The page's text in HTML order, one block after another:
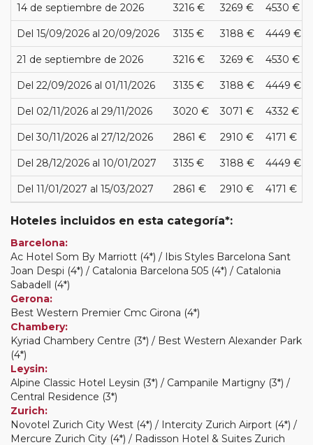
14 de septiembre de 2026 3216 € 3269 € 4530 €
Del 15/09/2026 al 20/09/2026 3135 € 3188 € 4449 €
21 de septiembre de 2026 3216 € 3269 € 4530 €
Del 22/09/2026 al 01/11/2026 3135 € 3188 € 4449 €
Del 02/11/2026 al 29/11/2026 3020 € 3071 € 4332 €
Del 30/11/2026 al 27/12/2026 2861 € 2910 € 4171 €
Del 28/12/2026 al 10/01/2027 3135 € 3188 € 4449 €
Del 11/01/2027 al 15/03/2027 2861 € 2910 € 4171 €
Hoteles incluidos en esta categoría*:
Barcelona:
Ac Hotel Som By Marriott (4*) / Ibis Styles Barcelona Sant
Joan Despi (4*) / Catalonia Barcelona 505 (4*) / Catalonia
Sabadell (4*)
Gerona:
Best Western Premier Cmc Girona (4*)
Chambery:
Kyriad Chambery Centre (3*) / Best Western Alexander Park
(4*)
Leysin:
Alpine Classic Hotel Leysin (3*) / Campanile Martigny (3*) /
Central Residence (3*)
Zurich:
Novotel Zurich City West (4*) / Intercity Zurich Airport (4*) /
Mercure Zurich City (4*) / Radisson Hotel & Suites Zurich